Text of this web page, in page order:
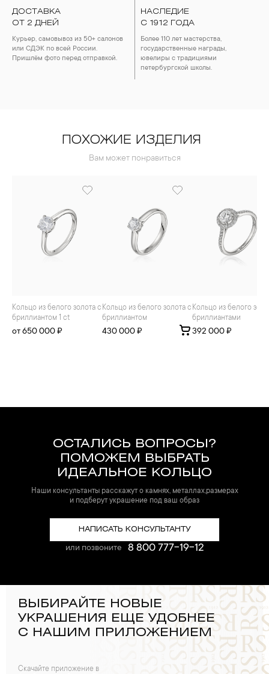
ДОСТАВКА
ОТ 2 ДНЕЙ
Курьер, самовывоз из 50+ салонов
или СДЭК по всей России.
Пришлём фото перед отправкой.
НАСЛЕДИЕ
С 1912 ГОДА
Более 110 лет мастерства,
государственные награды,
ювелиры с традициями
петербургской школы.
ПОХОЖИЕ ИЗДЕЛИЯ
Вам может понравиться
Кольцо из белого золота с
бриллиантом 1 ct
от 650 000 ₽
Кольцо из белого золота с
бриллиантом
430 000 ₽
Кольцо из белого золота с
бриллиантами
392 000 ₽
ОСТАЛИСЬ ВОПРОСЫ?
ПОМОЖЕМ ВЫБРАТЬ
ИДЕАЛЬНОЕ КОЛЬЦО
Наши консультанты расскажут о камнях, металлах,размерах
и подберут украшение под ваш образ
НАПИСАТЬ КОНСУЛЬТАНТУ
или позвоните 8 800 777-19-12
ВЫБИРАЙТЕ НОВЫЕ
УКРАШЕНИЯ ЕЩЕ УДОБНЕЕ
С НАШИМ ПРИЛОЖЕНИЕМ
Скачайте приложение в